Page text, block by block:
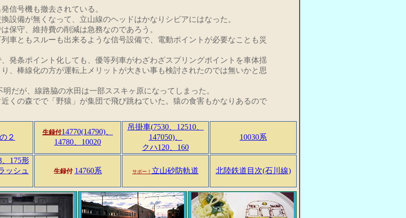
信号機も撤去されている。
設備が無くなって、立山線のヘッドはかなりシビアにはなった。
保守、維持費の削減は急務なのであろう。
車ともスルーも出来るような信号設備で、電動ポイントが必要なことも災
発条ポイント化しても、優等列車がわざわざスプリングポイントを車体揺
、棒線化の方が運転上メリットが大きい事も検討されたのでは無いかと思
だが、線路脇の水田は一部ススキヶ原になってしまった。
くの森でで「野猿」が集団で飛び跳ねていた。猿の食害もかなりあるので
２
生録付14770(14790)、
14780、10020
吊掛車(7530、12510、
147050)、
クハ120、160
10030系
、175形
ッシュ
生録付 14760系 サボー！ 立山砂防軌道 北陸鉄道目次(石川線)